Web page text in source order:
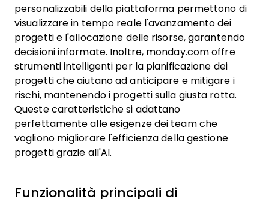
personalizzabili della piattaforma permettono di
visualizzare in tempo reale l'avanzamento dei
progetti e l'allocazione delle risorse, garantendo
decisioni informate. Inoltre, monday.com offre
strumenti intelligenti per la pianificazione dei
progetti che aiutano ad anticipare e mitigare i
rischi, mantenendo i progetti sulla giusta rotta.
Queste caratteristiche si adattano
perfettamente alle esigenze dei team che
vogliono migliorare l'efficienza della gestione
progetti grazie all'AI.
Funzionalità principali di